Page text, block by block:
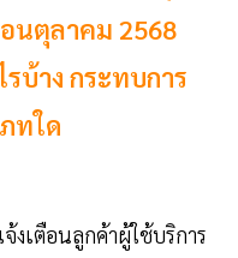
นตุลาคม 2568
บ้าง กระทบการ
ทใด
งเตือนลูกค้าผู้ใช้บริการ